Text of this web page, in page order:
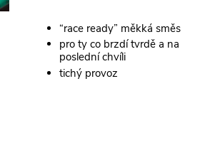
“race ready” měkká směs
pro ty co brzdí tvrdě a na
poslední chvíli
tichý provoz